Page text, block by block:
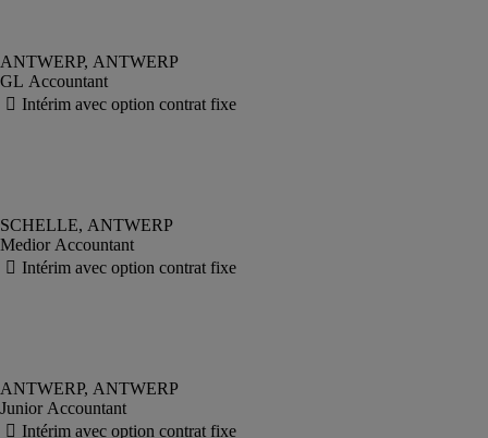
GL Accountant
Medior Accountant
Junior Accountant